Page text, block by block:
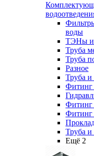
воды
ТЭНы и
Труба
Труба
Разное
Труба
Фитинг
Фитинг
Фитинг
Труба
Ещё 2